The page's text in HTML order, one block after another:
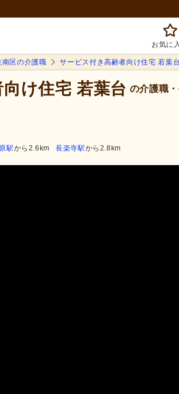
お気に
南区の介護職 サービス付き高齢者向け住宅 若葉台
け住宅 若葉台 の介護職
駅から2.6km 長楽寺駅から2.8km